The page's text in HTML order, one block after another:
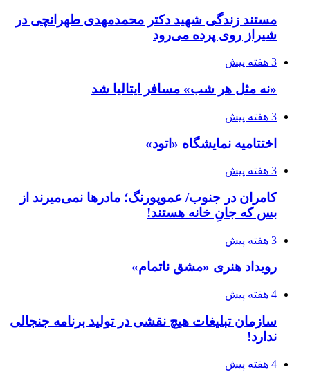
مستند زندگی شهید دکتر محمدمهدی طهرانچی در
شیراز روی پرده می‌رود
3 هفته پیش
«نه مثل هر شب» مسافر ایتالیا شد
3 هفته پیش
اختتامیه نمایشگاه «اتود»
3 هفته پیش
کامران در جنوب/ عموپورنگ؛ مادرها نمی‌میرند از
بس که جانِ خانه هستند!
3 هفته پیش
رویداد هنری «مشق ناتمام»
4 هفته پیش
سازمان تبلیغات هیچ نقشی در تولید برنامه جنجالی
ندارد!
4 هفته پیش